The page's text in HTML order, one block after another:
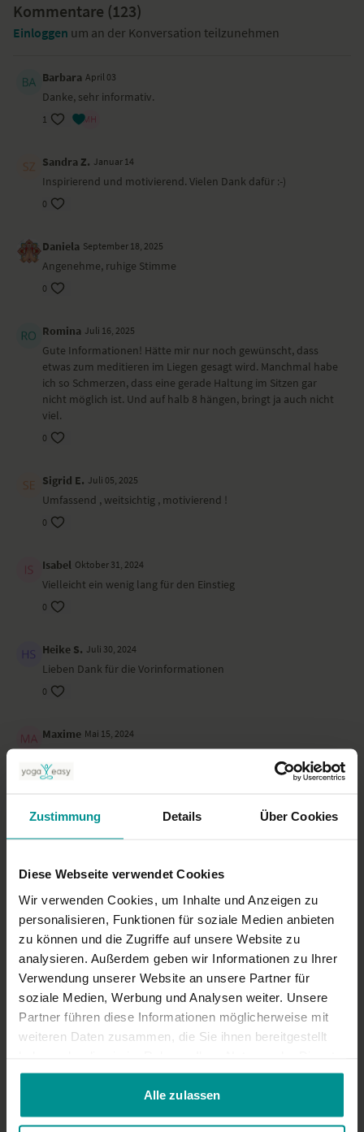
Zustimmung Details Über Cookies
Diese Webseite verwendet Cookies
Wir verwenden Cookies, um Inhalte und Anzeigen zu
personalisieren, Funktionen für soziale Medien anbieten
zu können und die Zugriffe auf unsere Website zu
analysieren. Außerdem geben wir Informationen zu Ihrer
Verwendung unserer Website an unsere Partner für
soziale Medien, Werbung und Analysen weiter. Unsere
Partner führen diese Informationen möglicherweise mit
weiteren Daten zusammen, die Sie ihnen bereitgestellt
gesammelt haben.
Alle zulassen
Kommentare (123)
Einloggen um an der Konversation teilzunehmen
Barbara April 03
Danke, sehr informativ.
1
Sandra Z. Januar 14
Inspirierend und motivierend. Vielen Dank dafür :-)
0
Daniela September 18, 2025
Angenehme, ruhige Stimme
0
Romina Juli 16, 2025
Gute Informationen! Hätte mir nur noch gewünscht, dass
etwas zum meditieren im Liegen gesagt wird. Manchmal habe
ich so Schmerzen, dass eine gerade Haltung im Sitzen gar
nicht möglich ist. Und auf halb 8 hängen, bringt ja auch nicht
viel.
0
Sigrid E. Juli 05, 2025
Umfassend , weitsichtig , motivierend !
0
Isabel Oktober 31, 2024
Vielleicht ein wenig lang für den Einstieg
0
Heike S. Juli 30, 2024
Lieben Dank für die Vorinformationen
0
Maxime Mai 15, 2024
eine schöne Einführung, die Unerfahrenen die
Berührungsangst auf jeden Fall nehmen wird
Angelika S.
0
Tamara H. Juli 28, 2023
Sehr angenehme stimme
0
Mehr laden
Ähnliche Videos